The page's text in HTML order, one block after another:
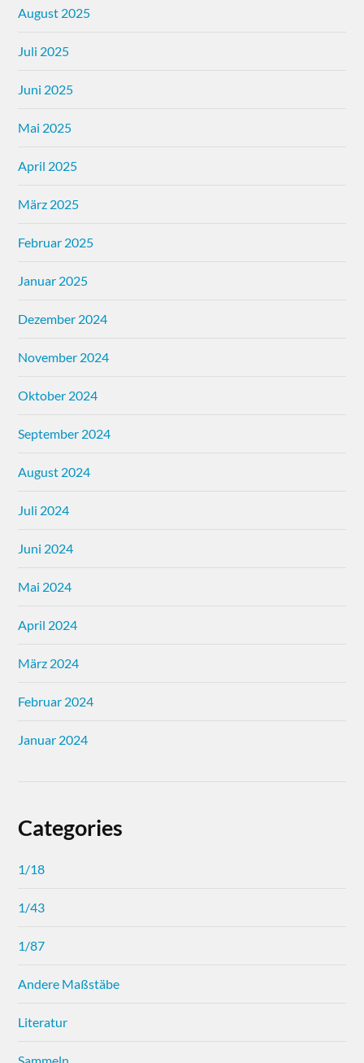
August 2025
Juli 2025
Juni 2025
Mai 2025
April 2025
März 2025
Februar 2025
Januar 2025
Dezember 2024
November 2024
Oktober 2024
September 2024
August 2024
Juli 2024
Juni 2024
Mai 2024
April 2024
März 2024
Februar 2024
Januar 2024
Categories
1/18
1/43
1/87
Andere Maßstäbe
Literatur